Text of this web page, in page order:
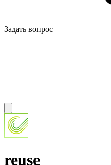
Задать вопрос
reuse